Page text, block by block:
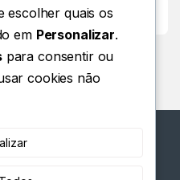
escolher quais os
em Personalizar.
para consentir ou
cookies não